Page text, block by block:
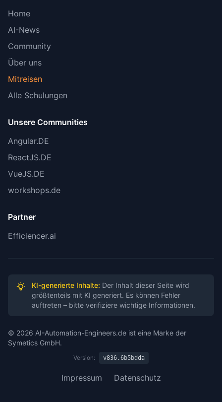
Home
AI-News
Community
Über uns
Mitreisen
Alle Schulungen
Unsere Communities
Angular.DE
ReactJS.DE
VueJS.DE
workshops.de
Partner
Efficiencer.ai
KI-generierte Inhalte: Der Inhalt dieser Seite wird
größtenteils mit KI generiert. Es können Fehler
auftreten – bitte verifiziere wichtige Informationen.
© 2026 AI-Automation-Engineers.de ist eine Marke der
Symetics GmbH.
Version: v836.6b5bdda
Impressum Datenschutz